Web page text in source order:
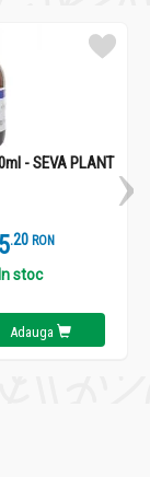
- SEVA PLANT
.2 RON
In stoc
Adauga